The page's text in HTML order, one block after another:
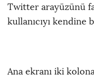
Twitter arayüzünü
kullanıcıyı kendine
Ana ekranı iki